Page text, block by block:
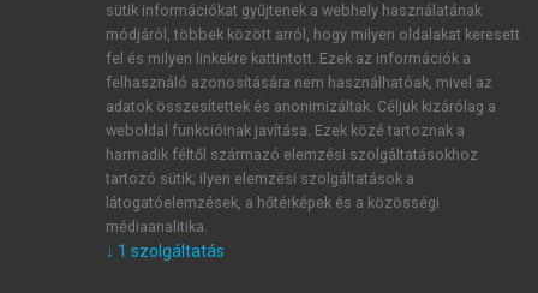
ÚJ FIÓK LÉTREHOZÁSA
1 óra díjmentes hozzáférés
E-MAIL-CÍM
sütik információkat gyűjtenek a webhely használatának
módjáról, többek között arról, hogy milyen oldalakat keresett
fel és milyen linkekre kattintott. Ezek az információk a
felhasználó azonosítására nem használhatóak, mivel az
adatok összesítettek és anonimizáltak. Céljuk kizárólag a
weboldal funkcióinak javítása. Ezek közé tartoznak a
harmadik féltől származó elemzési szolgáltatásokhoz
tartozó sütik; ilyen elemzési szolgáltatások a
látogatóelemzések, a hőtérképek és a közösségi
médiaanalitika.
↓ 1 szolgáltatás